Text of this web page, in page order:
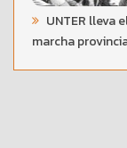
UNTER lleva
marcha